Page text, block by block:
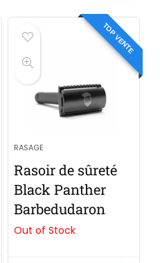
TOP VENTE
RASAGE
Rasoir de sûreté
Black Panther
Barbedudaron
Out of Stock